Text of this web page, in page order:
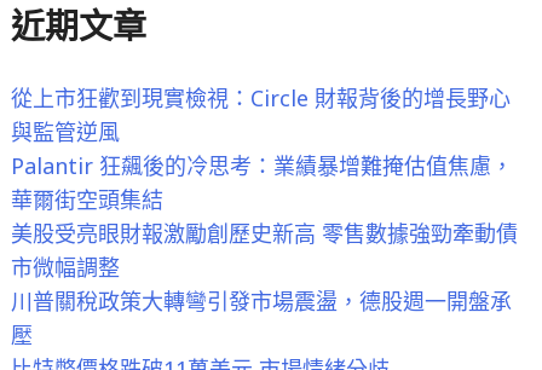
近期文章
從上市狂歡到現實檢視：Circle 財報背後的增長野心
與監管逆風
Palantir 狂飆後的冷思考：業績暴增難掩估值焦慮，
華爾街空頭集結
美股受亮眼財報激勵創歷史新高 零售數據強勁牽動債
市微幅調整
川普關稅政策大轉彎引發市場震盪，德股週一開盤承
壓